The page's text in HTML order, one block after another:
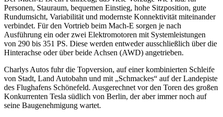
Personen, Stauraum, bequemen Einstieg, hohe Sitzposition, gute
Rundumsicht, Variabilität und modernste Konnektivität miteinander
verbindet. Für den Vortrieb beim Mach-E sorgen je nach
Ausführung ein oder zwei Elektromotoren mit Systemleistungen
von 290 bis 351 PS. Diese werden entweder ausschließlich über die
Hinterachse oder über beide Achsen (AWD) angetrieben.
Charlys Autos fuhr die Topversion, auf einer kombinierten Schleife
von Stadt, Land Autobahn und mit „Schmackes“ auf der Landepiste
des Flughafens Schönefeld. Ausgerechnet vor den Toren des großen
Konkurrenten Tesla südlich von Berlin, der aber immer noch auf
seine Baugenehmigung wartet.